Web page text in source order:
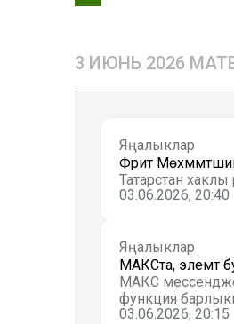
3 ИЮНЬ 2026
Яңалыклар
Фәрит
Татарстан хаклы
03.06.2026, 20:40
Яңалыклар
МАКСта, элемтә
МАКС
функция
03.06.2026, 20:15